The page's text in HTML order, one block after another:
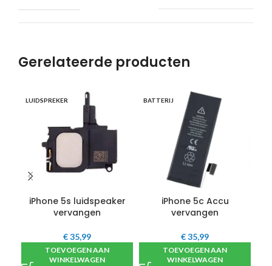
Gerelateerde producten
LUIDSPREKER
iPhone 5s luidspeaker
vervangen
€35,99
TOEVOEGEN AAN
WINKELWAGEN
BATTERIJ
iPhone 5c Accu
vervangen
€35,99
TOEVOEGEN AAN
WINKELWAGEN